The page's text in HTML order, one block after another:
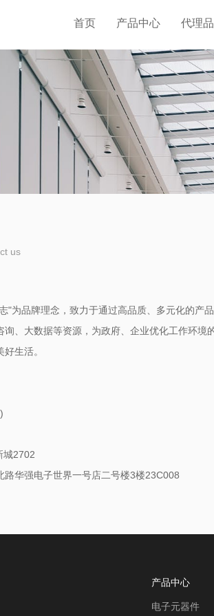
首页 产品中心 代理
us
"为品牌理念，致力于通过高品质、多元化的产
、大数据等资源，为政府、企业优化工作环境
生活。
城2702
路华强电子世界一号店二号楼3楼23C008
产品中心
电子元器件